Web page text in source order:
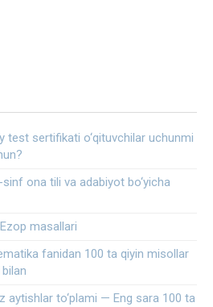
test sertifikati o‘qituvchilar uchunmi
ona tili va adabiyot bo‘yicha
masallari
fanidan 100 ta qiyin misollar
aytishlar to‘plami — Eng sara 100 ta